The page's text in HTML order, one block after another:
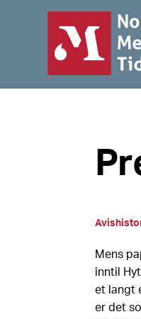
Mens
inntil
et langt
er det